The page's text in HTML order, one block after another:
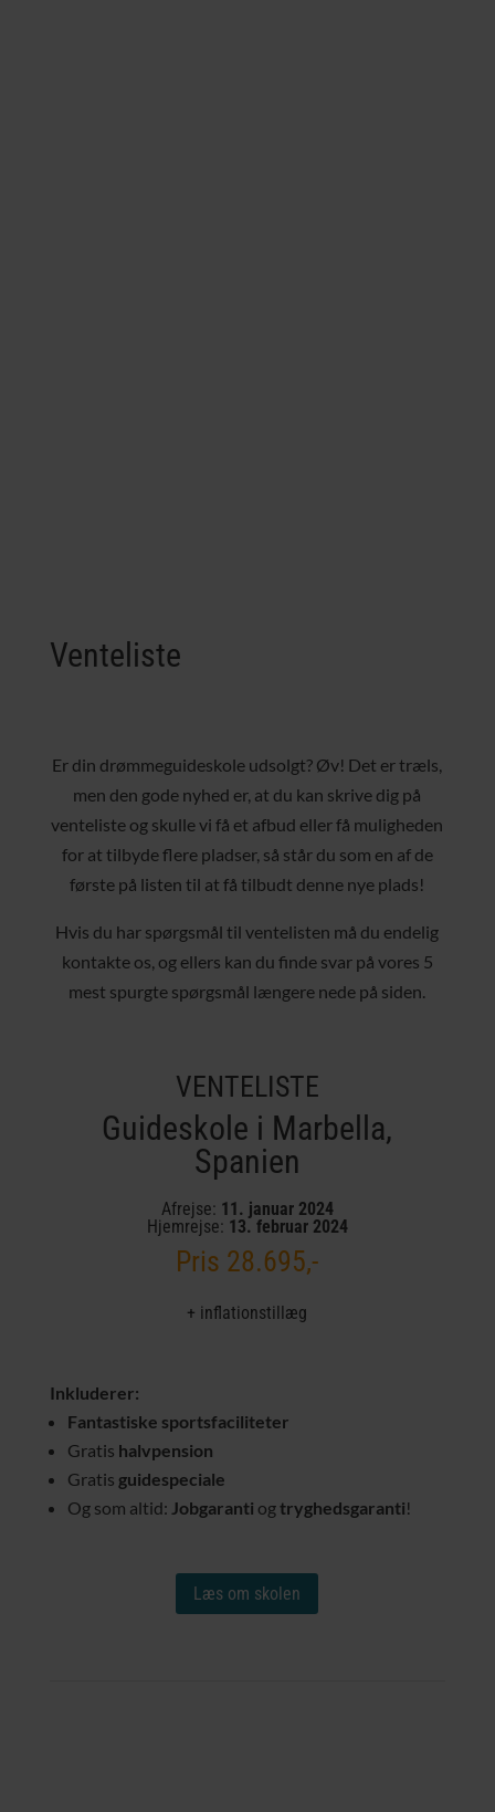
Venteliste
Er din drømmeguideskole udsolgt? Øv! Det er træls,
men den gode nyhed er, at du kan skrive dig på
venteliste og skulle vi få et afbud eller få muligheden
for at tilbyde flere pladser, så står du som en af de
første på listen til at få tilbudt denne nye plads!
Hvis du har spørgsmål til ventelisten må du endelig
kontakte os, og ellers kan du finde svar på vores 5
mest spurgte spørgsmål længere nede på siden.
VENTELISTE
Guideskole i Marbella,
Spanien
Afrejse: 11. januar 2024
Hjemrejse: 13. februar 2024
Pris 28.695,-
+ inflationstillæg
Inkluderer:
Fantastiske sportsfaciliteter
Gratis halvpension
Gratis guidespeciale
Og som altid: Jobgaranti ogtryghedsgaranti!
Læs om skolen